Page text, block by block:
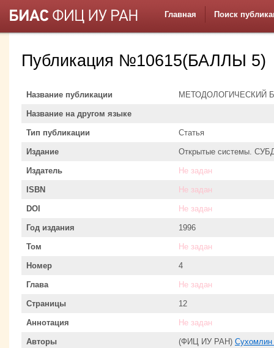
Главная Поиск
Публикация №10615(БАЛЛЫ 5)
Название публикации МЕТОДОЛОГИЧЕСКИЙ
Название на другом языке
Тип публикации Статья
Издание Открытые системы.
Издатель Не задан
ISBN Не задан
DOI Не задан
Год издания 1996
Том Не задан
Номер 4
Глава Не задан
Страницы 12
Аннотация Не задан
Авторы (ФИЦ ИУ РАН) Сухомлин